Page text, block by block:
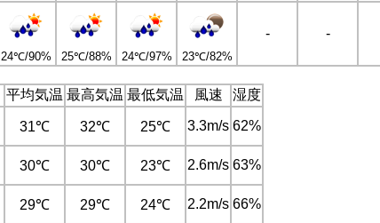
24℃/90% 25℃/88% 24℃/97% 23℃/82%
- -
平均気温 最高気温 最低気温 風速
湿度
31℃ 32℃ 25℃ 3.3m/s 62%
30℃ 30℃ 23℃ 2.6m/s 63%
29℃ 29℃ 24℃ 2.2m/s 66%